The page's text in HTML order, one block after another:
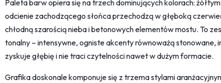
Paleta barw opiera się na trzech dominujących kolorach:
odcienie zachodzącego słońca przechodzą w głęboką
chłodną szarością nieba i betonowych elementów mostu. To
tonalny – intensywne, ogniste akcenty równoważą stonowane,
zyskuje głębię i nie traci czytelności nawet w dużym formacie.
Grafika doskonale komponuje się z trzema stylami